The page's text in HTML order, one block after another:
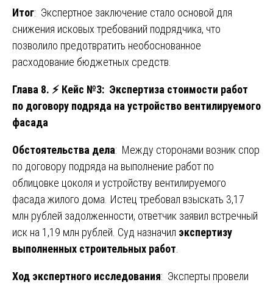
Итог: Экспертное заключение стало основой для
снижения исковых требований подрядчика, что
позволило предотвратить необоснованное
расходование бюджетных средств.
Глава 8. ⚡ Кейс №3: Экспертиза стоимости работ
по договору подряда на устройство вентилируемого
фасада
Обстоятельства дела: Между сторонами возник спор
по договору подряда на выполнение работ по
облицовке цоколя и устройству вентилируемого
фасада жилого дома. Истец требовал взыскать 3,17
млн рублей задолженности, ответчик заявил встречный
иск на 1,19 млн рублей. Суд назначил экспертизу
выполненных строительных работ
Ход экспертного исследования: Эксперты провели